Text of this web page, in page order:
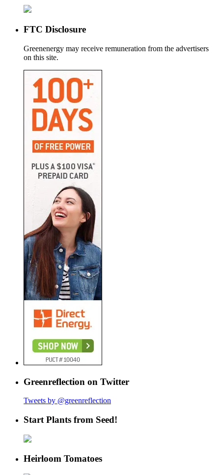
FTC Disclosure
Greenenergy may receive remuneration from the advertisers
on this site.
Greenreflection on Twitter
Tweets by @greenreflection
Start Plants from Seed!
Heirloom Tomatoes